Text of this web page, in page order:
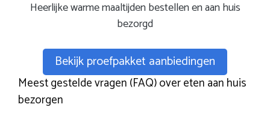
Heerlijke warme maaltijden bestellen en aan huis
bezorgd
Bekijk proefpakket aanbiedingen
Meest gestelde vragen (FAQ) over eten aan huis
bezorgen